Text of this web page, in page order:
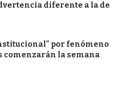
diferente a la de
por fenómeno
comenzarán la semana